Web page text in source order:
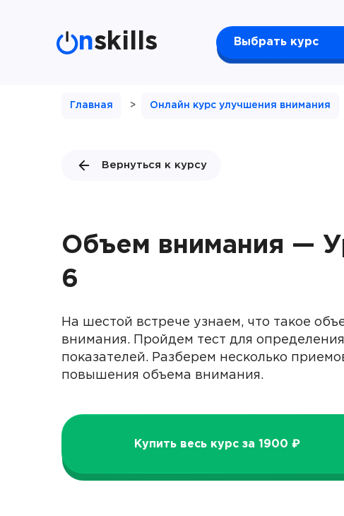
nskills Выбрать курс
Главная > Онлайн курс улучшения внимания
Вернуться к курсу
Объем внимания —
6
На шестой встрече узнаем, что такое
внимания. Пройдем тест для
показателей. Разберем несколько
повышения объема внимания.
Купить весь курс за 1900 ₽